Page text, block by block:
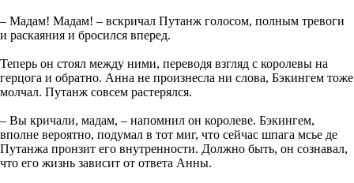
– Мадам! Мадам! – вскричал Путанж голосом, полным тревоги
и раскаяния и бросился вперед.
Теперь он стоял между ними, переводя взгляд с королевы на
герцога и обратно. Анна не произнесла ни слова, Бэкингем тоже
молчал. Путанж совсем растерялся.
– Вы кричали, мадам, – напомнил он королеве. Бэкингем,
вполне вероятно, подумал в тот миг, что сейчас шпага мсье де
Путанжа пронзит его внутренности. Должно быть, он сознавал,
что его жизнь зависит от ответа Анны.